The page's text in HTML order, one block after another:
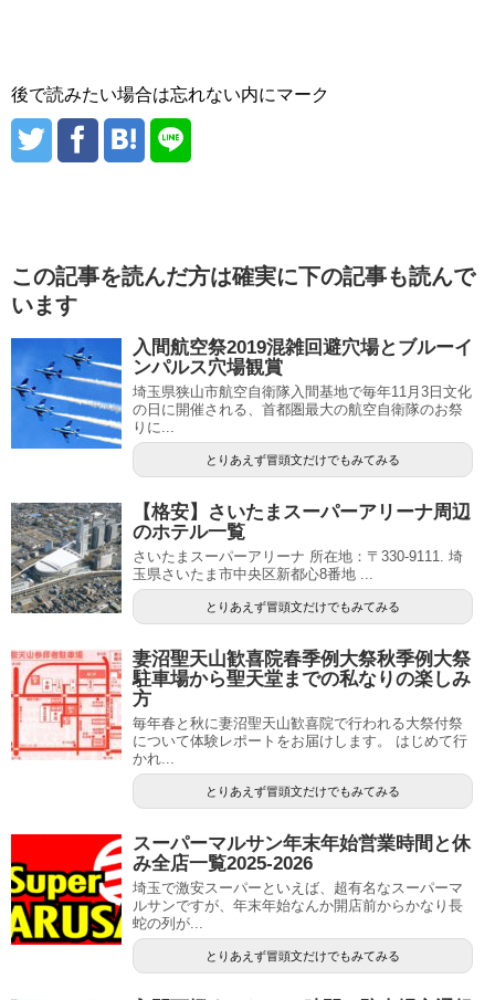
後で読みたい場合は忘れない内にマーク
この記事を読んだ方は確実に下の記事も読んで
います
入間航空祭2019混雑回避穴場とブルーイ
ンパルス穴場観賞
埼玉県狭山市航空自衛隊入間基地で毎年11月3日文化
の日に開催される、首都圏最大の航空自衛隊のお祭
りに...
とりあえず冒頭文だけでもみてみる
【格安】さいたまスーパーアリーナ周辺
のホテル一覧
さいたまスーパーアリーナ 所在地：〒330-9111. 埼
玉県さいたま市中央区新都心8番地 ...
とりあえず冒頭文だけでもみてみる
妻沼聖天山歓喜院春季例大祭秋季例大祭
駐車場から聖天堂までの私なりの楽しみ
方
毎年春と秋に妻沼聖天山歓喜院で行われる大祭付祭
について体験レポートをお届けします。 はじめて行
かれ...
とりあえず冒頭文だけでもみてみる
スーパーマルサン年末年始営業時間と休
み全店一覧2025-2026
埼玉で激安スーパーといえば、超有名なスーパーマ
ルサンですが、年末年始なんか開店前からかなり長
蛇の列が...
とりあえず冒頭文だけでもみてみる